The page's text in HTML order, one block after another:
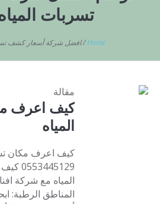
تسربات
Home
/افضل شركة أسعار كشف
مقالة
كيف اعرف
المياه
كيف اعرف مكان
المياه مع شركة
المناطق الرطبة: